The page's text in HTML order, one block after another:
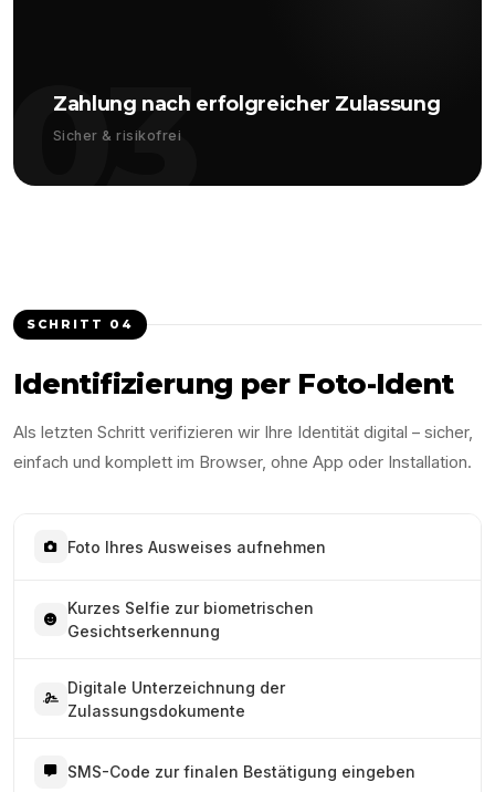
03
Zahlung nach erfolgreicher Zulassung
Sicher & risikofrei
SCHRITT 04
Identifizierung per Foto-Ident
Als letzten Schritt verifizieren wir Ihre Identität digital – sicher,
einfach und komplett im Browser, ohne App oder Installation.
Foto Ihres Ausweises aufnehmen
Kurzes Selfie zur biometrischen
Gesichtserkennung
Digitale Unterzeichnung der
Zulassungsdokumente
SMS-Code zur finalen Bestätigung eingeben